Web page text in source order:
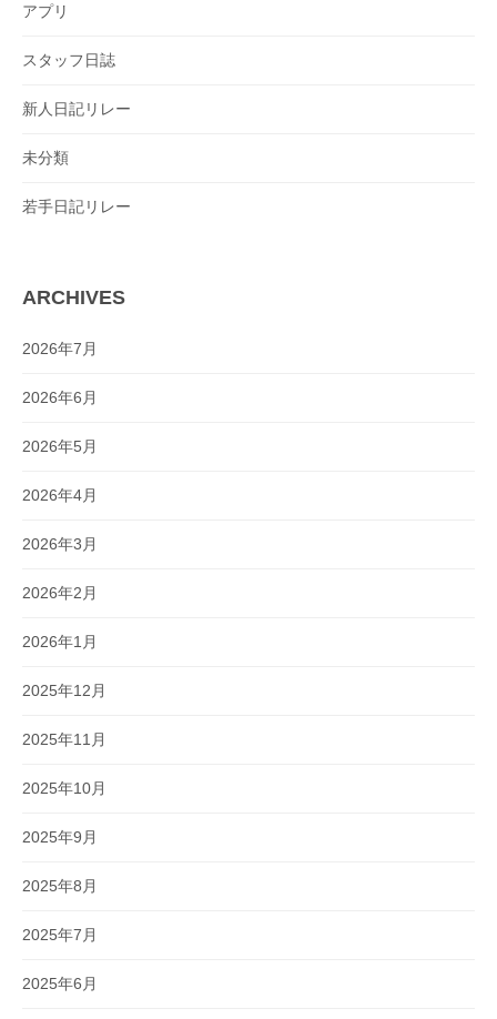
アプリ
スタッフ日誌
新人日記リレー
未分類
若手日記リレー
ARCHIVES
2026年7月
2026年6月
2026年5月
2026年4月
2026年3月
2026年2月
2026年1月
2025年12月
2025年11月
2025年10月
2025年9月
2025年8月
2025年7月
2025年6月